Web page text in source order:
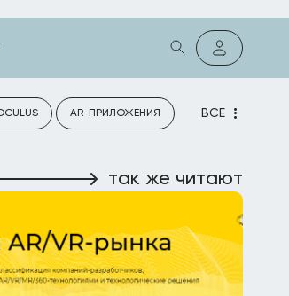
AR-ПРИЛОЖЕНИЯ ВСЕ
так же читают